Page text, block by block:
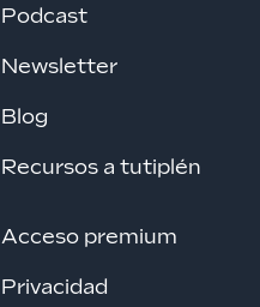
Podcast
Newsletter
Blog
Recursos a tutiplén
Acceso premium
Privacidad